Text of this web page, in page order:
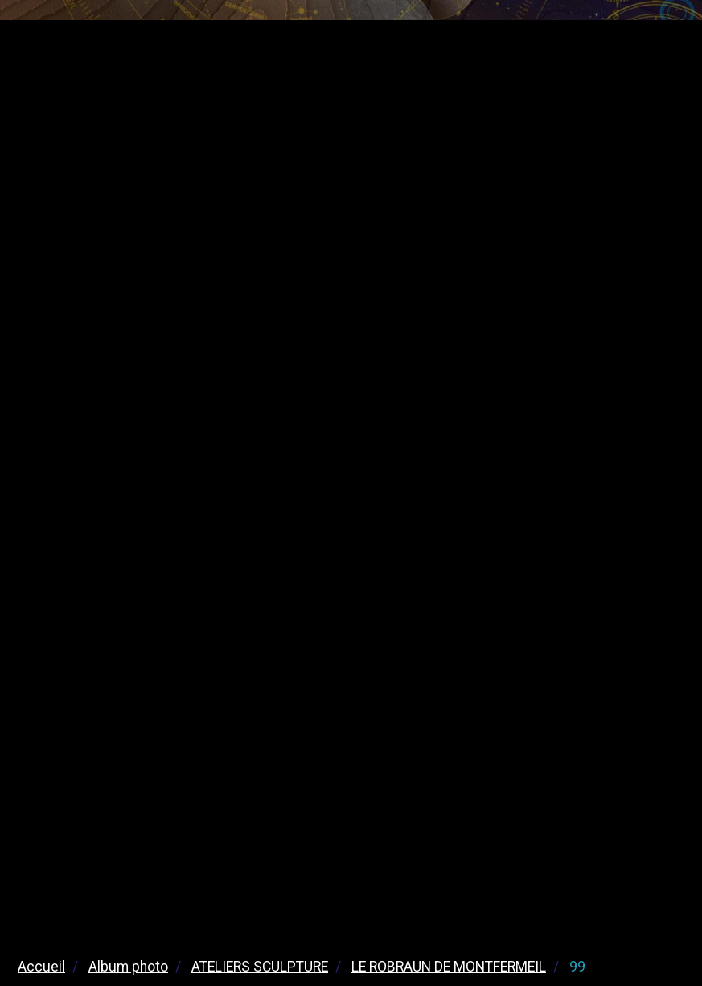
Accueil Album photo ATELIERS SCULPTURE LE ROBRAUN DE MONTFERMEIL 99